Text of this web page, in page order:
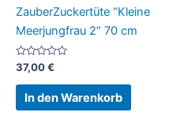
ZauberZuckertüte “Kleine
Meerjungfrau 2” 70 cm
Bewertet
mit
0
von
37,00€
In den Warenkorb